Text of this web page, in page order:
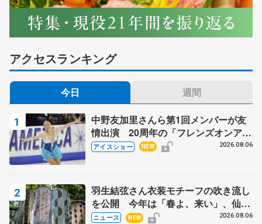
アクセスランキング
今日 週間
中野友加里さんら第1回メンバーが友
情出演 20周年の「フレンズオンアイ
ス」 宮本賢二さん、有川梨絵さん、
アイスショー NEW 2026.08.06
羽生結弦さん衣装モチーフの吹き流し
を公開 今年は「春よ、来い」、仙台
の瑞鳳殿
ニュース NEW 2026.08.06